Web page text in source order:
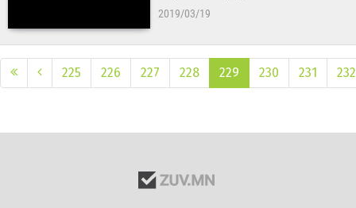
2019/03/19
225 226 227 228 229 230 231 232